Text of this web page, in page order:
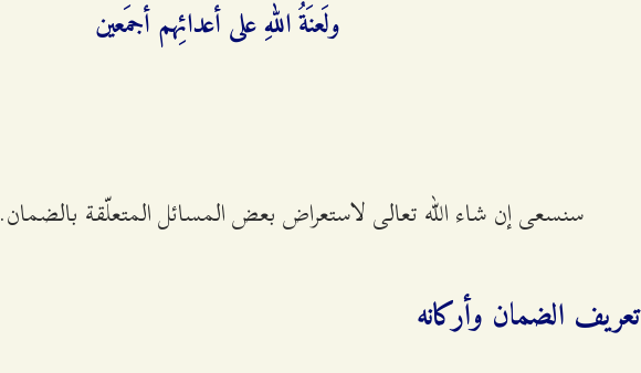
ولَعنَةُ اللهِ على أعدائِهم أجمَعين
سنسعى إن شاء الله تعالى لاستعراض بعض المسائل المتعلّقة بالضمان.
تعريف الضمان وأركانه